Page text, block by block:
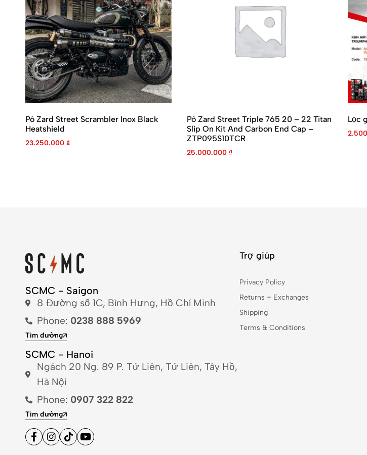
Pô Zard Street Scrambler Inox Black
Heatshield
23.250.000 ₫
Pô Zard Street Triple 765 20 – 22 Titan
Slip On Kit And Carbon End Cap –
ZTP095S10TCR
25.000.000 ₫
Lọc
SCMC - Saigon
8 Đường số 1C, Bình Hưng, Hồ Chí Minh
Phone: 0238 888 5969
Tìm đường
SCMC - Hanoi
Ngách 20 Ng. 89 P. Tứ Liên, Tứ Liên, Tây Hồ,
Hà Nội
Phone: 0907 322 822
Tìm đường
Trợ giúp
Privacy Policy
Returns + Exchanges
Shipping
Terms & Conditions